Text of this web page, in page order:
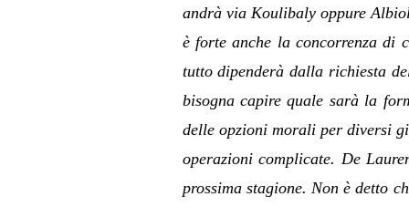
andrà via Koulibaly oppure
è forte anche la concorrenza di
tutto dipenderà dalla richiesta
bisogna capire quale sarà la
delle opzioni morali per diversi
operazioni complicate. De
prossima stagione. Non è detto